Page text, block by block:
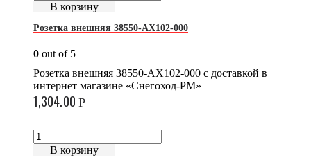
В корзину
Розетка внешняя 38550-AX102-000
0 out of 5
Розетка внешняя 38550-AX102-000 с доставкой в
интернет магазине «Снегоход-РМ»
1,304.00 Р
В корзину